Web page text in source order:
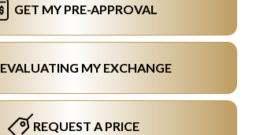
GET MY PRE-APPROVAL
EVALUATING MY EXCHANGE
REQUEST A PRICE